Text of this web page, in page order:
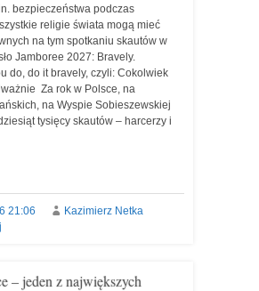
bezpieczeństwa podczas
religie świata mogą mieć
na tym spotkaniu skautów w
Jamboree 2027: Bravely.
do, do it bravely, czyli: Cokolwiek
Za rok w Polsce, na
na Wyspie Sobieszewskiej
tysięcy skautów – harcerzy i
21:06
Kazimierz Netka
– jeden z największych